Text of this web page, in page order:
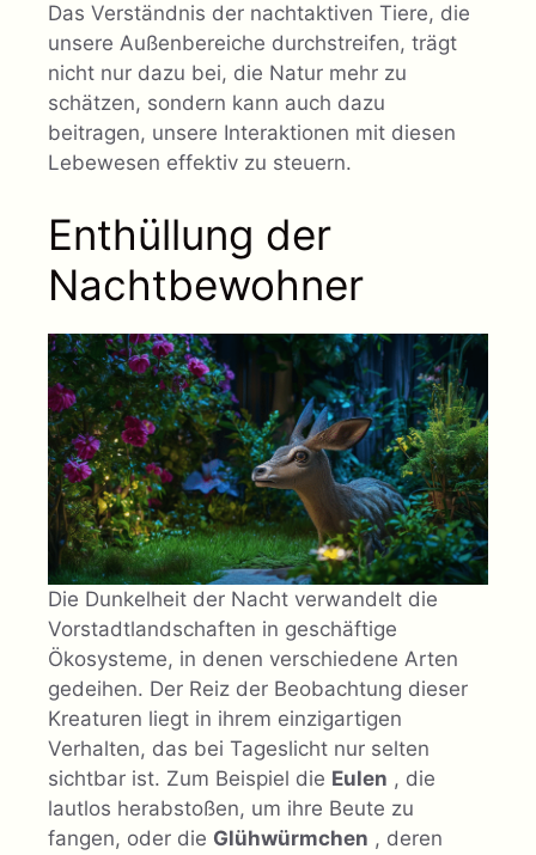
Das Verständnis der nachtaktiven Tiere, die
unsere Außenbereiche durchstreifen, trägt
nicht nur dazu bei, die Natur mehr zu
schätzen, sondern kann auch dazu
beitragen, unsere Interaktionen mit diesen
Lebewesen effektiv zu steuern.
Enthüllung der
Nachtbewohner
Die Dunkelheit der Nacht verwandelt die
Vorstadtlandschaften in geschäftige
Ökosysteme, in denen verschiedene Arten
gedeihen. Der Reiz der Beobachtung dieser
Kreaturen liegt in ihrem einzigartigen
Verhalten, das bei Tageslicht nur selten
sichtbar ist. Zum Beispiel die Eulen , die
lautlos herabstoßen, um ihre Beute zu
fangen, oder die Glühwürmchen , deren